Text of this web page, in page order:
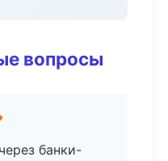
вопросы
банки-